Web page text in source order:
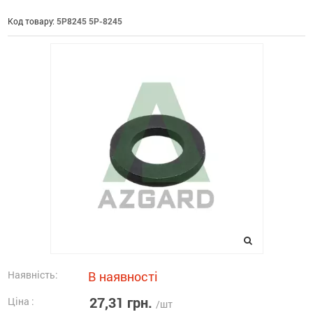
Код товару: 5P8245 5P-8245
Наявність: В наявності
Ціна : 27,31 грн. /шт